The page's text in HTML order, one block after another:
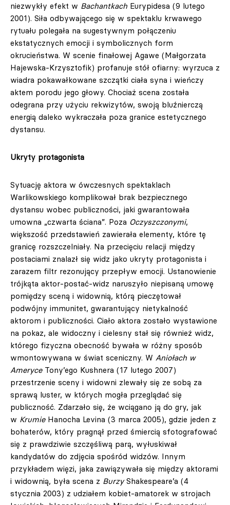
niezwykły efekt w Bachantkach Eurypidesa (9 lutego
2001). Siła odbywającego się w spektaklu krwawego
rytuału polegała na sugestywnym połączeniu
ekstatycznych emocji i symbolicznych form
okrucieństwa. W scenie finałowej Agawe (Małgorzata
Hajewska-Krzysztofik) profanuje stół ofiarny: wyrzuca z
wiadra pokawałkowane szczątki ciała syna i wieńczy
aktem porodu jego głowy. Chociaż scena została
odegrana przy użyciu rekwizytów, swoją bluźnierczą
energią daleko wykraczała poza granice estetycznego
dystansu.
Ukryty protagonista
Sytuację aktora w ówczesnych spektaklach
Warlikowskiego komplikował brak bezpiecznego
dystansu wobec publiczności, jaki gwarantowała
umowna „czwarta ściana”. Poza Oczyszczonymi,
większość przedstawień zawierała elementy, które tę
granicę rozszczelniały. Na przecięciu relacji między
postaciami znalazł się widz jako ukryty protagonista i
zarazem filtr rezonujący przepływ emocji. Ustanowienie
trójkąta aktor-postać-widz naruszyło niepisaną umowę
pomiędzy sceną i widownią, którą pieczętował
podwójny immunitet, gwarantujący nietykalność
aktorom i publiczności. Ciało aktora zostało wystawione
na pokaz, ale widoczny i cielesny stał się również widz,
którego fizyczna obecność bywała w różny sposób
wmontowywana w świat sceniczny. W Aniołach w
AmeryceTony’ego Kushnera (17 lutego 2007)
przestrzenie sceny i widowni zlewały się ze sobą za
sprawą luster, w których mogła przeglądać się
publiczność. Zdarzało się, że wciągano ją do gry, jak
w KrumieHanocha Levina (3 marca 2005), gdzie jeden z
bohaterów, który pragnął przed śmiercią sfotografować
się z prawdziwie szczęśliwą parą, wyłuskiwał
kandydatów do zdjęcia spośród widzów. Innym
przykładem więzi, jaka zawiązywała się między aktorami
i widownią, była scena z BurzyShakespeare’a (4
stycznia 2003) z udziałem kobiet-amatorek w strojach